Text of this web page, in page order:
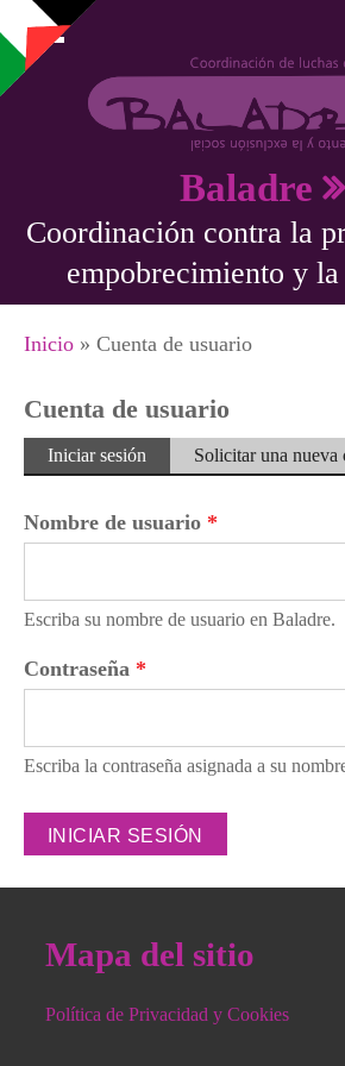
Pasar al contenido principal
Baladre
Coordinación contra la
empobrecimiento y
Se encuentra usted
Inicio » Cuenta de usuario
Cuenta de usuario
Solapas principales
Iniciar sesión (solapaSolicitar una nueva
Nombre de usuario *
Escriba su nombre de usuario en Baladre.
Contraseña *
Escriba la contraseña asignada a su
Mapa del sitio
Política de Privacidad y Cookies